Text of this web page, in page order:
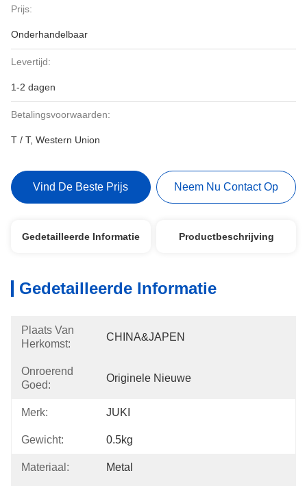
Prijs:
Onderhandelbaar
Levertijd:
1-2 dagen
Betalingsvoorwaarden:
T / T, Western Union
Vind De Beste Prijs Neem Nu Contact Op
Gedetailleerde Informatie Productbeschrijving
Gedetailleerde Informatie
Plaats Van
Herkomst:
CHINA&JAPEN
Onroerend
Goed:
Originele Nieuwe
Merk: JUKI
Gewicht: 0.5kg
Materiaal: Metal